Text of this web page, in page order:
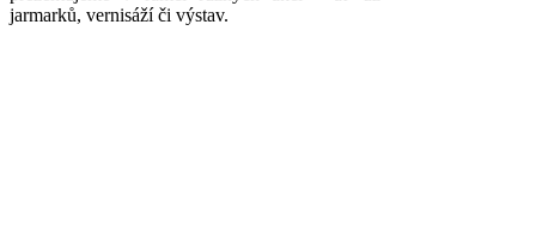
jarmarků, vernisáží či výstav.